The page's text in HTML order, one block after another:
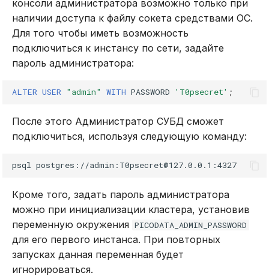
консоли администратора возможно только при
наличии доступа к файлу сокета средствами ОС.
Для того чтобы иметь возможность
подключиться к инстансу по сети, задайте
пароль администратора:
ALTER USER "admin" WITH PASSWORD 'T0psecret' ;
После этого Администратор СУБД сможет
подключиться, используя следующую команду:
psql
Кроме того, задать пароль администратора
можно при инициализации кластера, установив
переменную окружения PICODATA_ADMIN_PASSWORD
для его первого инстанса. При повторных
запусках данная переменная будет
игнорироваться.